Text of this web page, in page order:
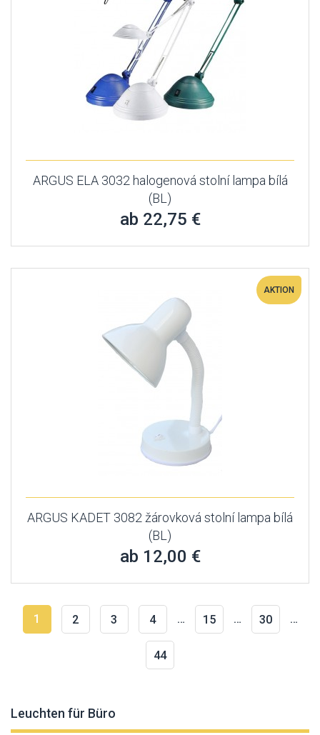
ARGUS ELA 3032 halogenová stolní lampa bílá
(BL)
ab 22,75 €
AKTION
ARGUS KADET 3082 žárovková stolní lampa bílá
(BL)
ab 12,00 €
1 2 3 4 … 15 … 30 …
44
Leuchten für Büro